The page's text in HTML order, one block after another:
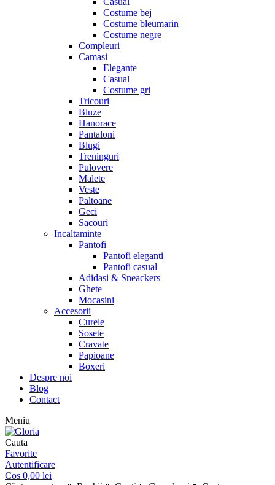
Costume bej
Costume bleumarin
Costume negre
Compleuri
Camasi
Elegante
Casual
Costume gri
Tricouri
Bluze
Hanorace
Pantaloni
Blugi
Treninguri
Pulovere
Malete
Veste
Paltoane
Geci
Sacouri
Incaltaminte
Pantofi
Pantofi eleganti
Pantofi casual
Adidasi & Sneackers
Ghete
Mocasini
Accesorii
Curele
Sosete
Cravate
Papioane
Boxeri
Despre noi
Blog
Contact
Meniu
Cauta
Favorite
Autentificare
Cos 0,00 lei